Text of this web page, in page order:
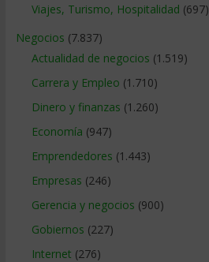
Viajes, Turismo, Hospitalidad (697)
Negocios (7.837)
Actualidad de negocios (1.519)
Carrera y Empleo (1.710)
Dinero y finanzas (1.260)
Economía (947)
Emprendedores (1.443)
Empresas (246)
Gerencia y negocios (900)
Gobiernos (227)
Internet (276)